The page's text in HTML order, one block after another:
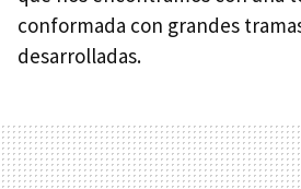
conformada con grandes
desarrolladas.